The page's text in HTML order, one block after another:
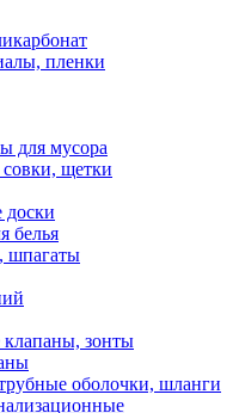
пленки
для мусора
щетки
доски
белья
шпагаты
зонты
оболочки, шланги